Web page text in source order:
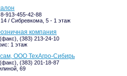
913-455-42-88
/ Сибревкома, 5 - 1 этаж
компания
(383) 213-24-10
1 этаж
ООО ТехАгро-Сибирь
(383) 201-18-87
69